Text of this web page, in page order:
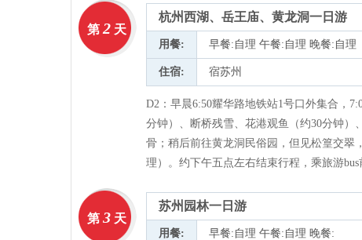
第 2 天
杭州西湖、岳王庙、黄龙洞一日游
用餐: 早餐:自理 午餐:自理 晚餐:自理
住宿: 宿苏州
D2：早晨6:50耀华路地铁站1号口外集合，
分钟）、断桥残雪、花港观鱼（约30分钟
骨；稍后前往黄龙洞民俗园，但见松篁交翠
理）。约下午五点左右结束行程，乘旅游bus
第 3 天
苏州园林一日游
用餐: 早餐:自理 午餐:自理 晚餐: